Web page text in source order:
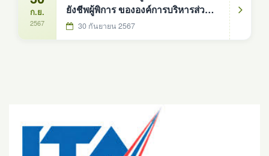
ก.ย.
2567
ยังชีพผู้พิการ ขององค์การบริหารส่วน
ตำบลดงหม้อทองใต้ ประจำ
30 กันยายน 2567